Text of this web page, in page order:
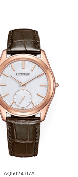
AQ5024-07A